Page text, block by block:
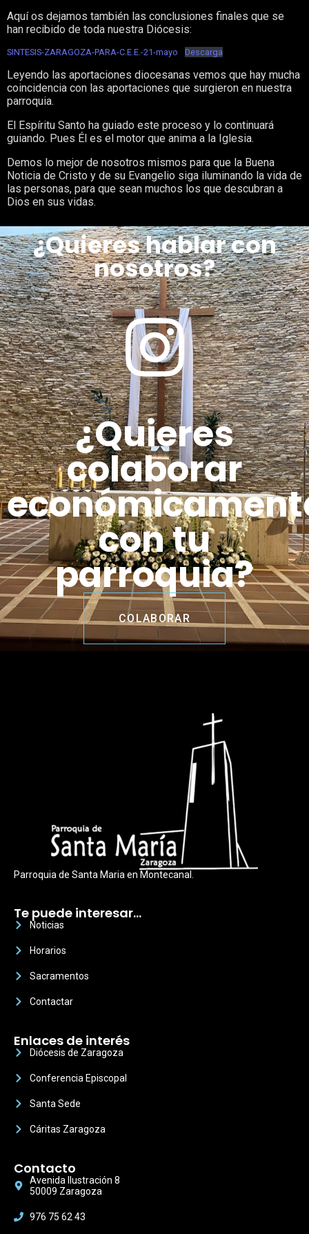
Aquí os dejamos también las conclusiones finales que se
han recibido de toda nuestra Diócesis:
SINTESIS-ZARAGOZA-PARA-C.E.E.-21-mayo Descarga
Leyendo las aportaciones diocesanas vemos que hay mucha
coincidencia con las aportaciones que surgieron en nuestra
parroquia.
El Espíritu Santo ha guiado este proceso y lo continuará
guiando. Pues Él es el motor que anima a la Iglesia.
Demos lo mejor de nosotros mismos para que la Buena
Noticia de Cristo y de su Evangelio siga iluminando la vida de
las personas, para que sean muchos los que descubran a
Dios en sus vidas.
¿Quieres hablar con
nosotros?
¿Quieres
colaborar
con tu
parroquia?
COLABORAR
Parroquia de Santa Maria en Montecanal.
Te puede interesar…
Noticias
Horarios
Sacramentos
Contactar
Enlaces de interés
Diócesis de Zaragoza
Conferencia Episcopal
Santa Sede
Cáritas Zaragoza
Contacto
Avenida Ilustración 8
50009 Zaragoza
976 75 62 43